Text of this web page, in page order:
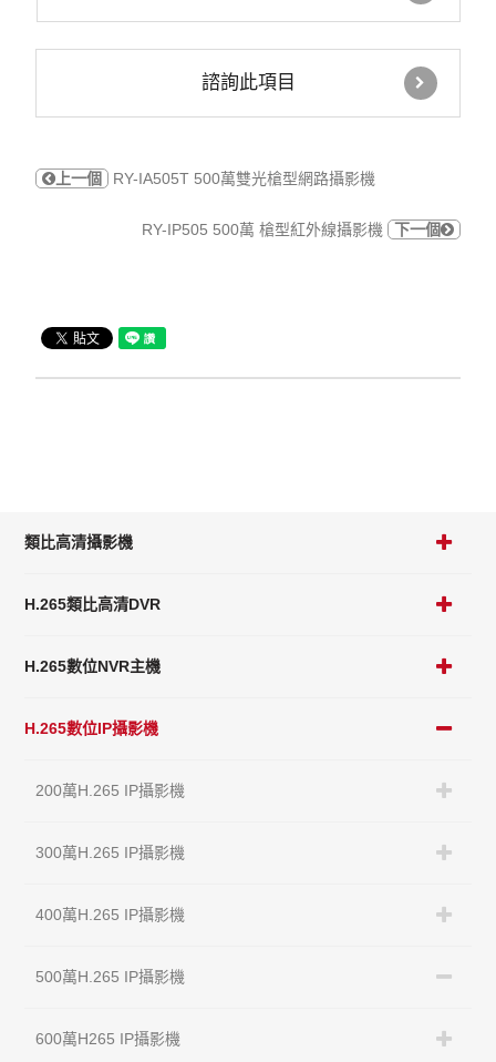
類比高清攝影機
H.265類比高清DVR
H.265數位NVR主機
H.265數位IP攝影機
200萬H.265 IP攝影機
300萬H.265 IP攝影機
400萬H.265 IP攝影機
500萬H.265 IP攝影機
600萬H265 IP攝影機
諮詢此項目
上一個 RY-IA505T 500萬雙光槍型網路攝影機
RY-IP505 500萬 槍型紅外線攝影機 下一個